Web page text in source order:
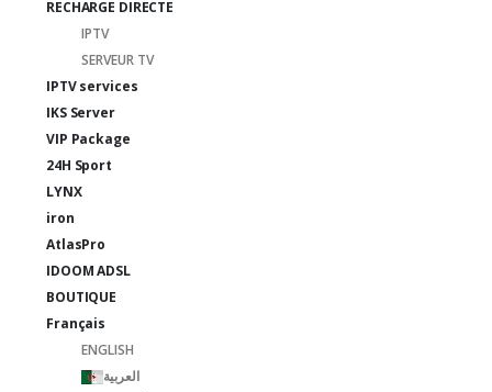
RECHARGE DIRECTE
IPTV
SERVEUR TV
IPTV services
IKS Server
VIP Package
24H Sport
LYNX
iron
AtlasPro
IDOOM ADSL
BOUTIQUE
Français
ENGLISH
العربية